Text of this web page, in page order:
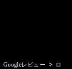
Googleレビュー >
ロ